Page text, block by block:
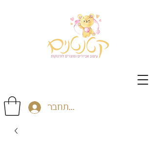
התחבר